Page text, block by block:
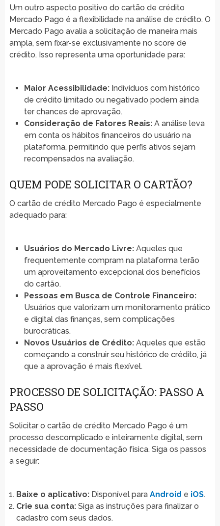
Um outro aspecto positivo do cartão de crédito
Mercado Pago é a flexibilidade na análise de crédito. O
Mercado Pago avalia a solicitação de maneira mais
ampla, sem fixar-se exclusivamente no score de
crédito. Isso representa uma oportunidade para:
Maior Acessibilidade:Indivíduos com histórico
de crédito limitado ou negativado podem ainda
ter chances de aprovação.
Consideração de Fatores Reais:A análise leva
em conta os hábitos financeiros do usuário na
plataforma, permitindo que perfis ativos sejam
recompensados na avaliação.
QUEM PODE SOLICITAR O CARTÃO?
O cartão de crédito Mercado Pago é especialmente
adequado para:
Usuários do Mercado Livre:Aqueles que
frequentemente compram na plataforma terão
um aproveitamento excepcional dos benefícios
do cartão.
Pessoas em Busca de Controle Financeiro:
Usuários que valorizam um monitoramento prático
e digital das finanças, sem complicações
burocráticas.
Novos Usuários de Crédito:Aqueles que estão
começando a construir seu histórico de crédito, já
que a aprovação é mais flexível.
PROCESSO DE SOLICITAÇÃO: PASSO A
PASSO
Solicitar o cartão de crédito Mercado Pago é um
processo descomplicado e inteiramente digital, sem
necessidade de documentação física. Siga os passos
a seguir:
Baixe o aplicativo:Disponível para Android e iOS.
Crie sua conta:Siga as instruções para finalizar o
cadastro com seus dados.